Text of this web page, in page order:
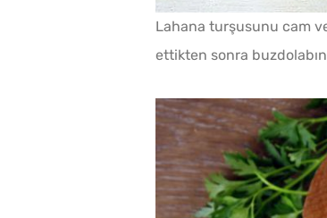
Lahana turşusunu cam
ettikten sonra